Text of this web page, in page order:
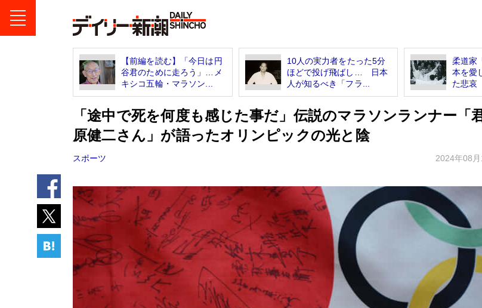
【前編を読む】「今日は円
谷君のために走ろう」…メ
キシコ五輪・マラソン...
10人の実力者をたった5分
ほどで投げ飛ばし… 日本
人が知るべき「フラ...
柔道家
本を愛
た悲哀
「途中で死を何度も感じた事だ」伝説のマラソンランナー「
原健二さん」が語ったオリンピックの光と陰
スポーツ 2024年08月